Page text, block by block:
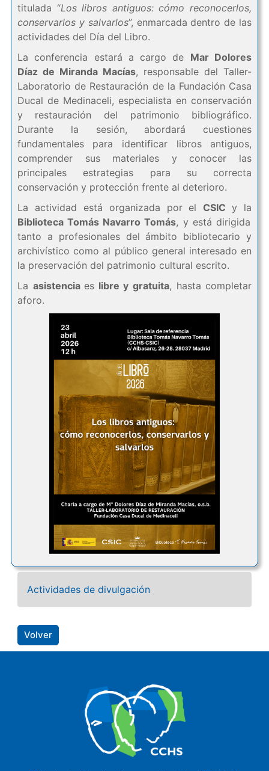
titulada “Los libros antiguos: cómo reconocerlos,
conservarlos y salvarlos”, enmarcada dentro de las
actividades del Día del Libro.
La conferencia estará a cargo de Mar Dolores
Díaz de Miranda Macías, responsable del Taller-
Laboratorio de Restauración de la Fundación Casa
Ducal de Medinaceli, especialista en conservación
y restauración del patrimonio bibliográfico.
Durante la sesión, abordará cuestiones
fundamentales para identificar libros antiguos,
comprender sus materiales y conocer las
principales estrategias para su correcta
conservación y protección frente al deterioro.
La actividad está organizada por el CSICy la
Biblioteca Tomás Navarro Tomás, y está dirigida
tanto a profesionales del ámbito bibliotecario y
archivístico como al público general interesado en
la preservación del patrimonio cultural escrito.
La asistencia es libre y gratuita, hasta completar
aforo.
Actividades de divulgación
Volver